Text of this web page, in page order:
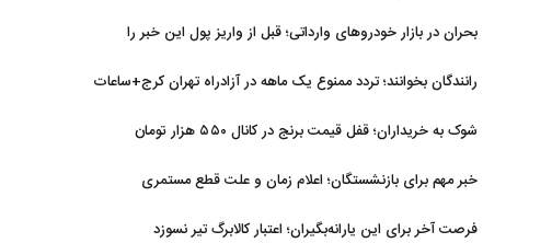
بحران در بازار خودروهای وارداتی؛ قبل از واریز پول این خبر را
رانندگان بخوانند؛ تردد ممنوع یک ماهه در آزادراه تهران کرج+ساعات
شوک به خریداران؛ قفل قیمت برنج در کانال ۵۵۰ هزار تومان
خبر مهم برای بازنشستگان؛ اعلام زمان و علت قطع مستمری
فرصت آخر برای این یارانه‌بگیران؛ اعتبار کالابرگ تیر نسوزد